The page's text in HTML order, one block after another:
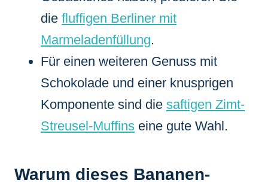
die fluffigen Berliner mit
Marmeladenfüllung.
Für einen weiteren Genuss mit
Schokolade und einer knusprigen
Komponente sind die saftigen Zimt-
Streusel-Muffins eine gute Wahl.
Warum dieses Bananen-